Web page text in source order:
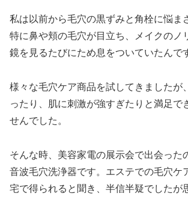
私は以前から毛穴の黒ずみと角栓に悩ま
特に鼻や頬の毛穴が目立ち、メイクのノ
鏡を見るたびにため息をついていたんで
様々な毛穴ケア商品を試してきましたが
ったり、肌に刺激が強すぎたりと満足で
せんでした。
そんな時、美容家電の展示会で出会った
音波毛穴洗浄器です。エステでの毛穴ケ
宅で得られると聞き、半信半疑でしたが